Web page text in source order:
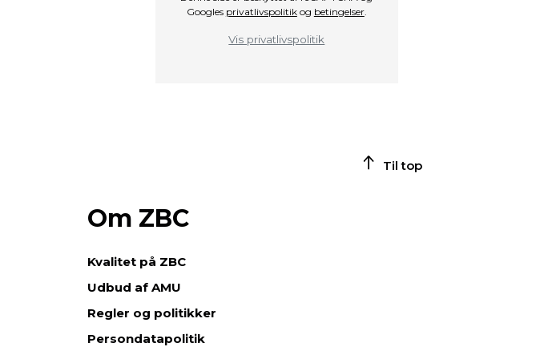
Googles privatlivspolitikog betingelser.
Vis privatlivspolitik
Til top
Om ZBC
Kvalitet på ZBC
Udbud af AMU
Regler og politikker
Persondatapolitik